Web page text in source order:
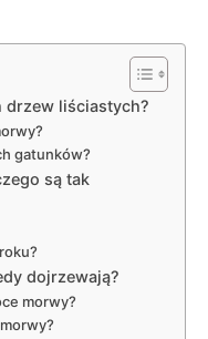
drzew liściastych?
gatunków?
są tak
dojrzewają?
morwy?